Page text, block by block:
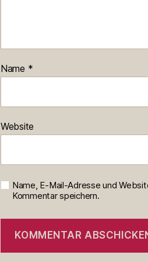
Name *
Website
Name, E-Mail-Adresse und
Kommentar speichern.